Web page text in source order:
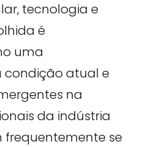
tecnologia e
é
uma
condição atual e
na
da indústria
frequentemente se